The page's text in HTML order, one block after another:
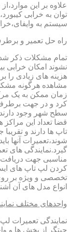
علاوه بر این
توان به خرابی
سیستم به
راه حل تعمیر و
تمام مشکلات ذکر
نشوند امکان خرابی
هزینه های زیادی را
مشاهده هرگونه
زمان ممکن به یک
کرد و در جهت
سطح شهر وجود دارند
قضا تعداد این
تاپ ها دارند و
شوند،تعمیرات آنها
گیرد.نمایندگی های
مناسبی جهت
کردن لپ تاپ های
تخصصی و ویژه بر
انواع مدل های آن
واحدهای مختلف
نمایندگی تعمیرات
چیتگر از بخش ها و